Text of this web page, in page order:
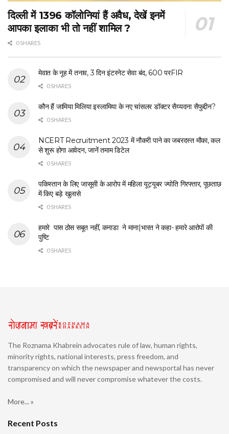
दिल्ली में 1396 कॉलोनियां हैं अवैध, देखें इनमें
आपका इलाका भी तो नहीं शामिल ?
0 SHARES
मेवात के नूह में तनाव, 3 दिन इंटरनेट सेवा बंद, 600 परFIR
0 SHARES
कौन हैं जामिया मिलिया इस्लामिया के नए चांसलर डॉक्टर सैय्यदना सैफुद्दीन?
0 SHARES
NCERT Recruitment 2023 में नौकरी पाने का जबरदस्त मौका, कल
से शुरू होगा आवेदन, जानें तमाम डिटेल
0 SHARES
पकिस्तान के लिए जासूसी के आरोप में महिला यूट्यूबर ज्योति गिरफ्तार, पूछताछ
में किए बड़े खुलासे
0 SHARES
हमारे पास ठोस सबूत नहीं, कनाडा ने माना|भारत ने कहा- हमारे आरोपों की
पुष्टि
0 SHARES
The Roznama Khabrein advocates rule of law, human rights,
minority rights, national interests, press freedom, and
transparency on which the newspaper and newsportal has never
compromised and will never compromise whatever the costs.
More... »
Recent Posts